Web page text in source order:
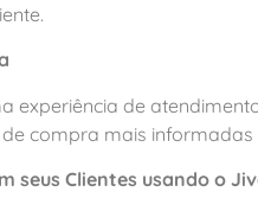
experiência de
compra mais
seus Clientes usando o